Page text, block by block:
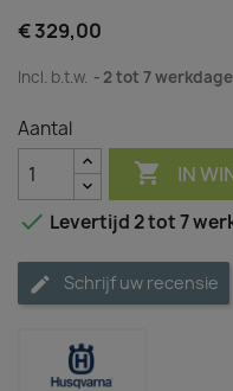
€ 329,00
Incl. b.t.w. 2 tot 7
Aantal
 IN
 Levertijd 2 tot 7
Schrijf uw recensie